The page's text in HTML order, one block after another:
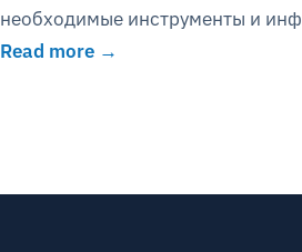
необходимые инструменты и
Read more →